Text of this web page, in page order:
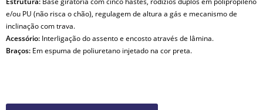
e/ou PU (não risca o chão), regulagem de altura a gás e mecanismo de
inclinação com trava.
Acessório: Interligação do assento e encosto através de lâmina.
Braços: Em espuma de poliuretano injetado na cor preta.